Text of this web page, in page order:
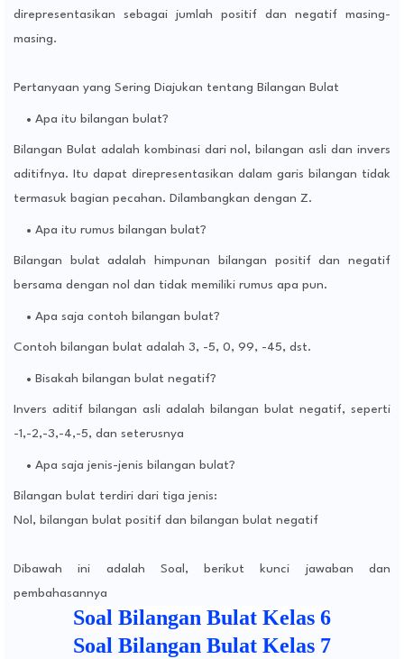
direpresentasikan sebagai jumlah positif dan negatif masing-
masing.
Pertanyaan yang Sering Diajukan tentang Bilangan Bulat
Apa itu bilangan bulat?
Bilangan Bulat adalah kombinasi dari nol, bilangan asli dan invers
aditifnya. Itu dapat direpresentasikan dalam garis bilangan tidak
termasuk bagian pecahan. Dilambangkan dengan Z.
Apa itu rumus bilangan bulat?
Bilangan bulat adalah himpunan bilangan positif dan negatif
bersama dengan nol dan tidak memiliki rumus apa pun.
Apa saja contoh bilangan bulat?
Contoh bilangan bulat adalah 3, -5, 0, 99, -45, dst.
Bisakah bilangan bulat negatif?
Invers aditif bilangan asli adalah bilangan bulat negatif, seperti
-1,-2,-3,-4,-5, dan seterusnya
Apa saja jenis-jenis bilangan bulat?
Bilangan bulat terdiri dari tiga jenis:
Nol, bilangan bulat positif dan bilangan bulat negatif
Dibawah ini adalah Soal, berikut kunci jawaban dan
pembahasannya
Soal Bilangan Bulat Kelas 6
Soal Bilangan Bulat Kelas 7